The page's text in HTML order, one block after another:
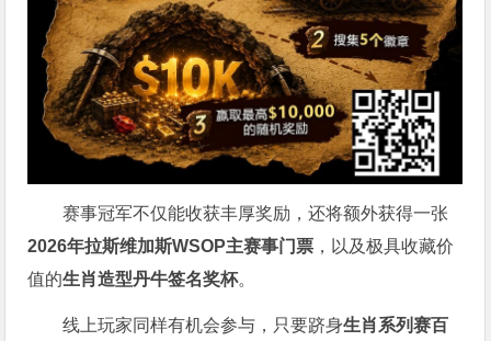
赛事冠军不仅能收获丰厚奖励，还将额外获得一张
2026年拉斯维加斯WSOP主赛事门票 ，以及极具收藏价
值的生肖造型丹牛签名奖杯。
线上玩家同样有机会参与，只要跻身生肖系列赛百